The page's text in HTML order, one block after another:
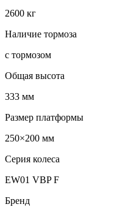
2600 кг
Наличие тормоза
с тормозом
Общая высота
333 мм
Размер платформы
250×200 мм
Серия колеса
EW01 VBP F
Бренд